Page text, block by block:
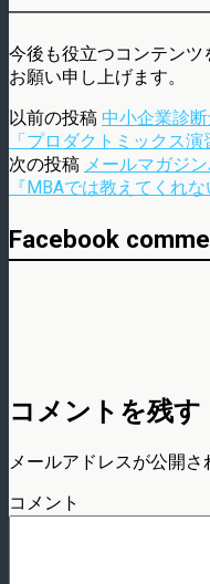
今後も役立つコンテンツ
お願い申し上げます。
以前の投稿 中小企業診
「プロダクトミックス演
次の投稿 メールマガジ
『MBAでは教えてくれ
Facebook
コメントを残す
メールアドレスが公開さ
コメント